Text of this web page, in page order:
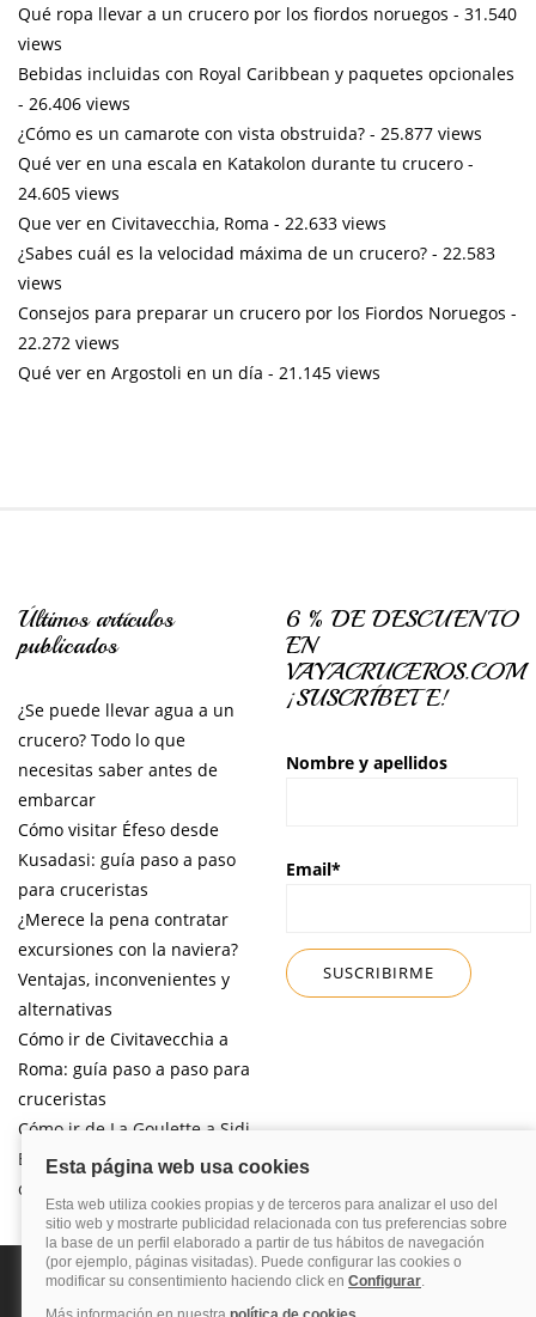
Qué ropa llevar a un crucero por los fiordos noruegos - 31.540
views
Bebidas incluidas con Royal Caribbean y paquetes opcionales
- 26.406 views
¿Cómo es un camarote con vista obstruida? - 25.877 views
Qué ver en una escala en Katakolon durante tu crucero -
24.605 views
Que ver en Civitavecchia, Roma - 22.633 views
¿Sabes cuál es la velocidad máxima de un crucero? - 22.583
views
Consejos para preparar un crucero por los Fiordos Noruegos -
22.272 views
Qué ver en Argostoli en un día - 21.145 views
Últimos artículos
publicados
¿Se puede llevar agua a un
crucero? Todo lo que
necesitas saber antes de
embarcar
Cómo visitar Éfeso desde
Kusadasi: guía paso a paso
para cruceristas
¿Merece la pena contratar
excursiones con la naviera?
Ventajas, inconvenientes y
alternativas
Cómo ir de Civitavecchia a
Roma: guía paso a paso para
cruceristas
Cómo ir de La Goulette a Sidi
Bou Said por libre desde tu
crucero
6 % DE DESCUENTO
EN
VAYACRUCEROS.COM
¡SUSCRÍBETE!
Nombre y apellidos
Email*
Política de cookies